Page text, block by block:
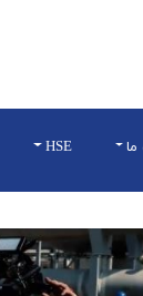
ما HSE